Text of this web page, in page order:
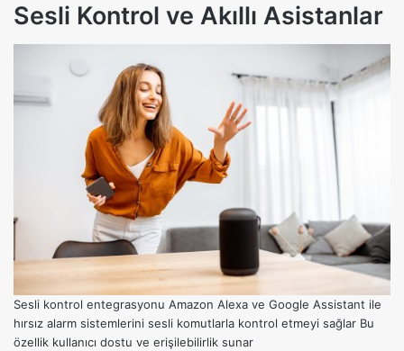
Sesli Kontrol ve Akıllı Asistanlar
Sesli kontrol entegrasyonu Amazon Alexa ve Google Assistant ile
hırsız alarm sistemlerini sesli komutlarla kontrol etmeyi sağlar Bu
özellik kullanıcı dostu ve erişilebilirlik sunar